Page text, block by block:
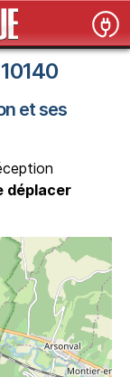
et ses
déplacer